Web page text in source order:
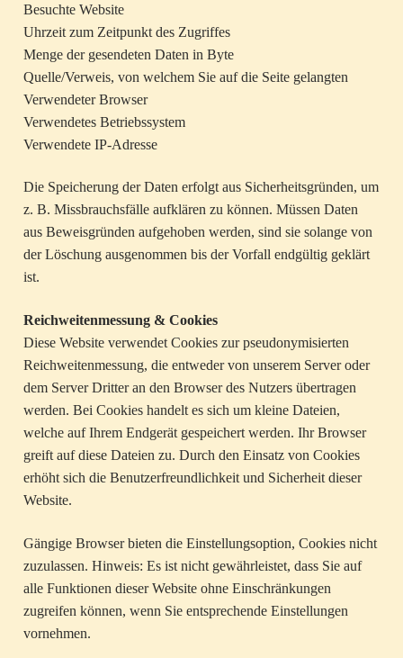
Besuchte Website
Uhrzeit zum Zeitpunkt des Zugriffes
Menge der gesendeten Daten in Byte
Quelle/Verweis, von welchem Sie auf die Seite gelangten
Verwendeter Browser
Verwendetes Betriebssystem
Verwendete IP-Adresse
Die Speicherung der Daten erfolgt aus Sicherheitsgründen, um
z. B. Missbrauchsfälle aufklären zu können. Müssen Daten
aus Beweisgründen aufgehoben werden, sind sie solange von
der Löschung ausgenommen bis der Vorfall endgültig geklärt
ist.
Reichweitenmessung & Cookies
Diese Website verwendet Cookies zur pseudonymisierten
Reichweitenmessung, die entweder von unserem Server oder
dem Server Dritter an den Browser des Nutzers übertragen
werden. Bei Cookies handelt es sich um kleine Dateien,
welche auf Ihrem Endgerät gespeichert werden. Ihr Browser
greift auf diese Dateien zu. Durch den Einsatz von Cookies
erhöht sich die Benutzerfreundlichkeit und Sicherheit dieser
Website.
Gängige Browser bieten die Einstellungsoption, Cookies nicht
zuzulassen. Hinweis: Es ist nicht gewährleistet, dass Sie auf
alle Funktionen dieser Website ohne Einschränkungen
zugreifen können, wenn Sie entsprechende Einstellungen
vornehmen.